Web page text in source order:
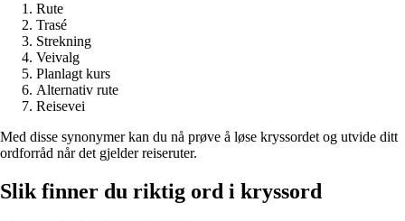
Rute
Trasé
Strekning
Veivalg
Planlagt kurs
Alternativ rute
Reisevei
Med disse synonymer kan du nå prøve å løse kryssordet og utvide ditt
ordforråd når det gjelder reiseruter.
Slik finner du riktig ord i kryssord